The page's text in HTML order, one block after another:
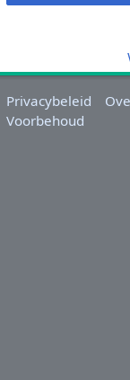
Privacybeleid
Voorbehoud